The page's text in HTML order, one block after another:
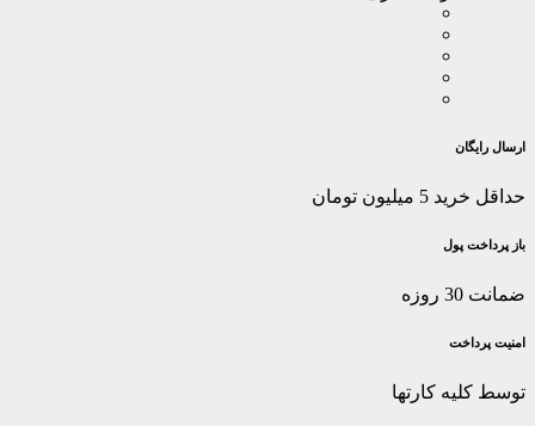
ارسال رایگان
حداقل خرید 5 میلیون تومان
باز پرداخت پول
ضمانت 30 روزه
امنیت پرداخت
توسط کلیه کارتها